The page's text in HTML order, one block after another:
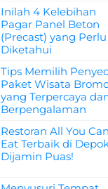
Inilah 4 Kelebihan
Pagar Panel Beton
(Precast) yang Perlu
Diketahui
Tips Memilih
Paket Wisata
yang Terpercaya
Berpengalaman
Restoran All You Can
Eat Terbaik di
Dijamin Puas!